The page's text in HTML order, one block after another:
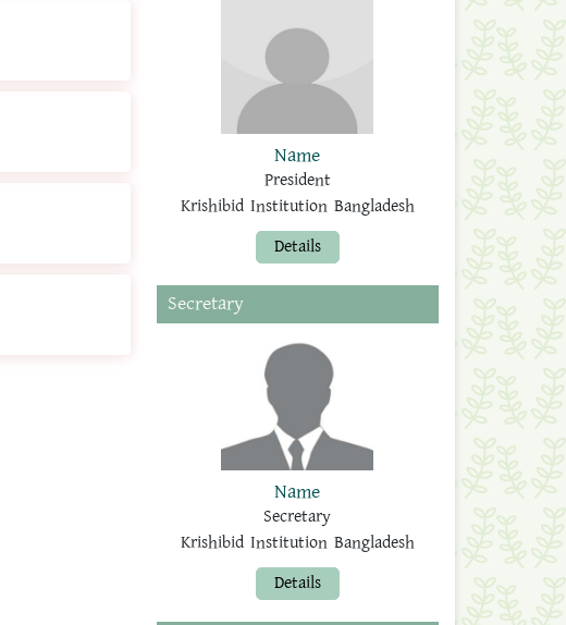
Name
President
Krishibid Institution Bangladesh
Details
Secretary
Name
Secretary
Krishibid Institution Bangladesh
Details